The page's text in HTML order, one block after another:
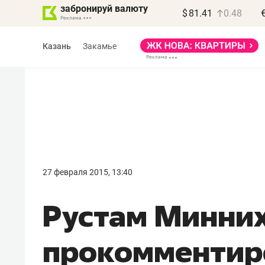
забронируй валюту $ 81.41 0.48
Казань Закамье
27 февраля 2015, 13:40
Рустамправил, бизнес может
потерять минимум